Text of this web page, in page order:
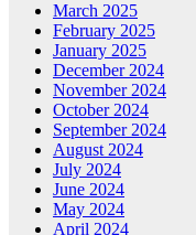
March 2025
February 2025
January 2025
December 2024
November 2024
October 2024
September 2024
August 2024
July 2024
June 2024
May 2024
April 2024